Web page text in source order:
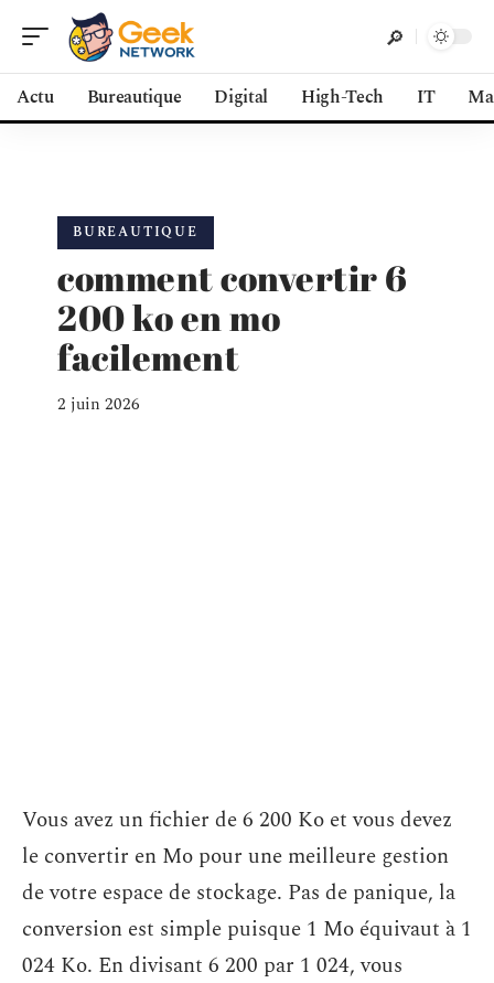
Actu Bureautique Digital High-Tech IT
BUREAUTIQUE
comment convertir 6
200 ko en mo
facilement
2 juin 2026
Vous avez un fichier de 6 200 Ko et vous devez
le convertir en Mo pour une meilleure gestion
de votre espace de stockage. Pas de panique, la
conversion est simple puisque 1 Mo équivaut à 1
024 Ko. En divisant 6 200 par 1 024, vous